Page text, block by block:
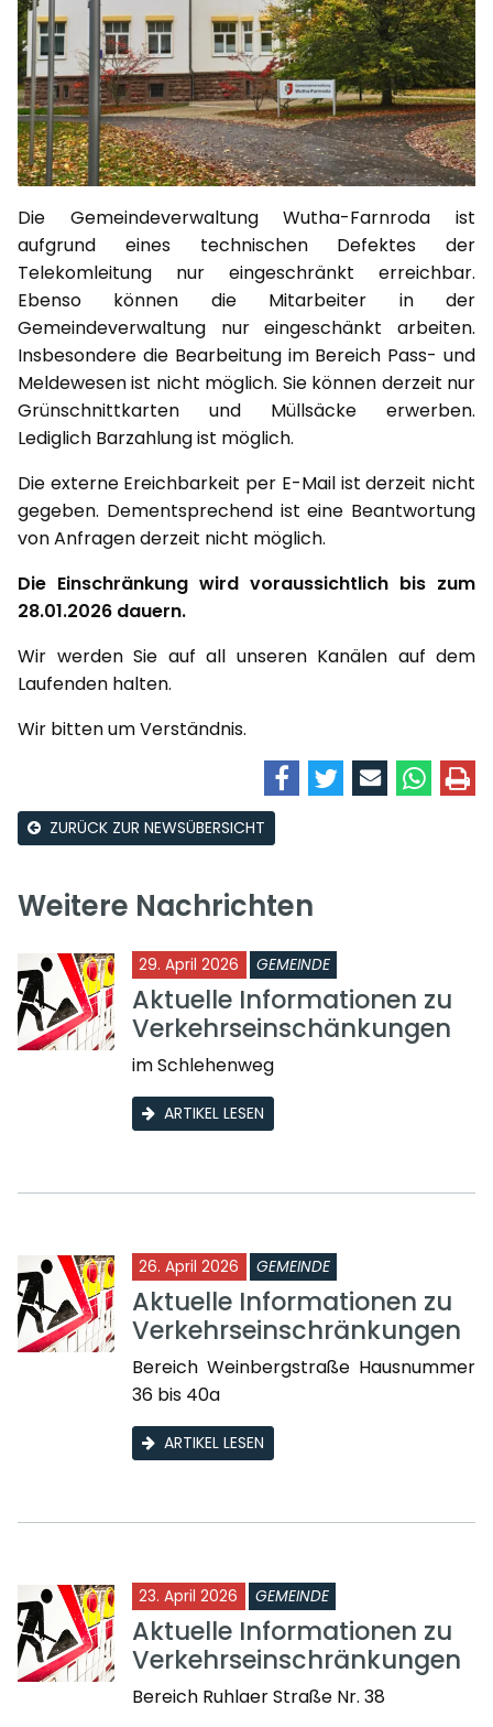
Die Gemeindeverwaltung Wutha-Farnroda ist
aufgrund eines technischen Defektes der
Telekomleitung nur eingeschränkt erreichbar.
Ebenso können die Mitarbeiter in der
Gemeindeverwaltung nur eingeschänkt arbeiten.
Insbesondere die Bearbeitung im Bereich Pass- und
Meldewesen ist nicht möglich. Sie können derzeit nur
Grünschnittkarten und Müllsäcke erwerben.
Lediglich Barzahlung ist möglich.
Die externe Ereichbarkeit per E-Mail ist derzeit nicht
gegeben. Dementsprechend ist eine Beantwortung
von Anfragen derzeit nicht möglich.
Die Einschränkung wird voraussichtlich bis zum
28.01.2026 dauern.
Wir werden Sie auf all unseren Kanälen auf dem
Laufenden halten.
Wir bitten um Verständnis.
ZURÜCK ZUR NEWSÜBERSICHT
Weitere Nachrichten
29. April 2026 GEMEINDE
Aktuelle Informationen zu
Verkehrseinschänkungen
im Schlehenweg
ARTIKEL LESEN
26. April 2026 GEMEINDE
Aktuelle Informationen zu
Verkehrseinschränkungen
Bereich Weinbergstraße Hausnummer
36 bis 40a
ARTIKEL LESEN
23. April 2026 GEMEINDE
Aktuelle Informationen zu
Verkehrseinschränkungen
Bereich Ruhlaer Straße Nr. 38